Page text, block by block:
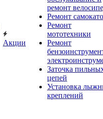
Акции
ремонт
Ремонт
Ремонт
мототехники
Ремонт
Заточка
цепей
Установка
креплений